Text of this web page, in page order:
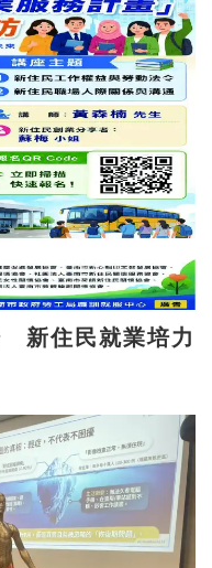
新住民就業培力